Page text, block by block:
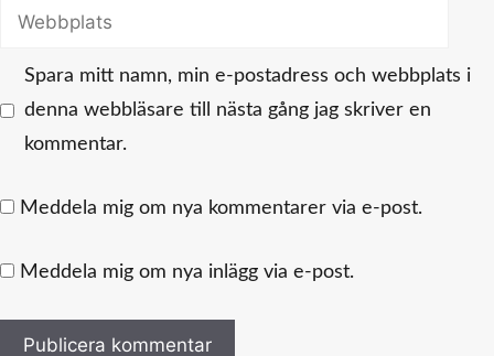
Webbplats
Spara mitt namn, min e-postadress och webbplats i
denna webbläsare till nästa gång jag skriver en
kommentar.
Meddela mig om nya kommentarer via e-post.
Meddela mig om nya inlägg via e-post.